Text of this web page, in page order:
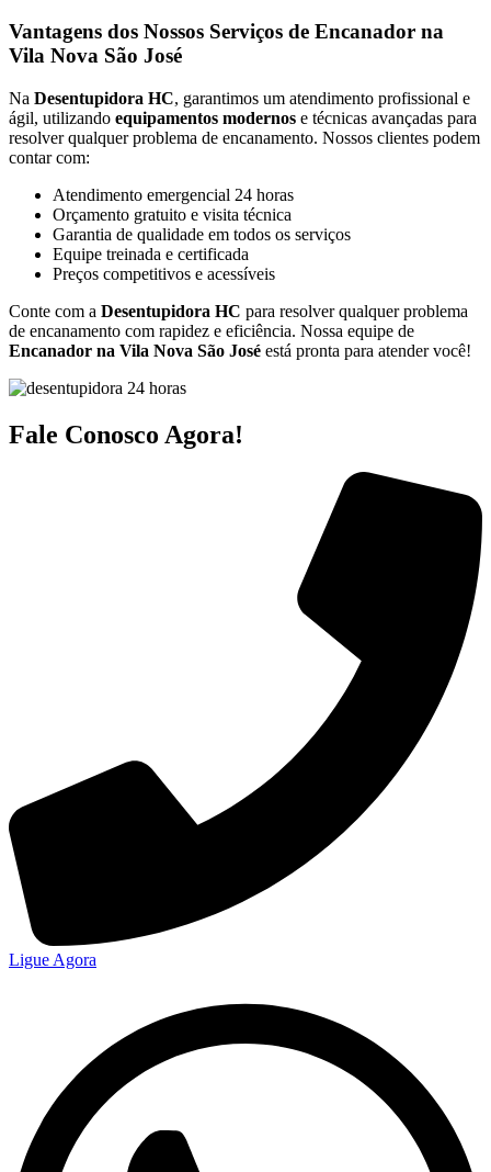
Vantagens dos Nossos Serviços de Encanador na
Vila Nova São José
Na Desentupidora HC, garantimos um atendimento profissional e
ágil, utilizando equipamentos modernos e técnicas avançadas para
resolver qualquer problema de encanamento. Nossos clientes podem
contar com:
Atendimento emergencial 24 horas
Orçamento gratuito e visita técnica
Garantia de qualidade em todos os serviços
Equipe treinada e certificada
Preços competitivos e acessíveis
Conte com a Desentupidora HC para resolver qualquer problema
de encanamento com rapidez e eficiência. Nossa equipe de
Encanador na Vila Nova São José está pronta para atender você!
Fale Conosco Agora!
Ligue Agora